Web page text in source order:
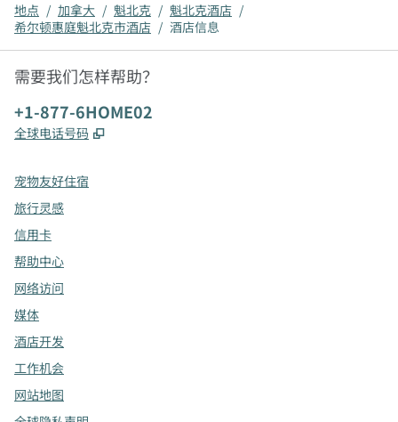
地点 / 加拿大 / 魁北克 / 魁北克酒店 /
希尔顿惠庭魁北克市酒店 / 酒店信息
需要我们怎样帮助？
电话:
+1-877-6HOME02
全球电话号码 ,
宠物友好住宿
旅行灵感
信用卡
帮助中心
网络访问
媒体
酒店开发
工作机会
网站地图